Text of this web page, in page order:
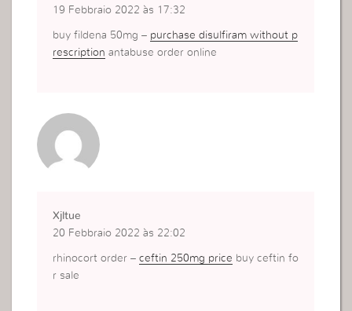
19 Febbraio 2022 às 17:32
buy fildena 50mg – purchase disulfiram without p
rescription antabuse order online
Xjltue
20 Febbraio 2022 às 22:02
rhinocort order –ceftin 250mg price buy ceftin fo
r sale